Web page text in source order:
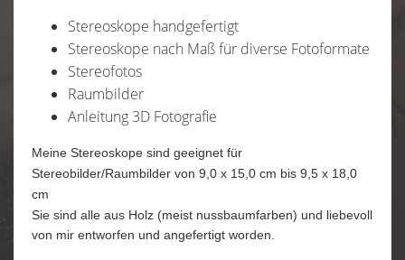
Stereoskope handgefertigt
Stereoskope nach Maß für diverse Fotoformate
Stereofotos
Raumbilder
Anleitung 3D Fotografie
Meine Stereoskope sind geeignet für
Stereobilder/Raumbilder von 9,0 x 15,0 cm bis 9,5 x 18,0
cm
Sie sind alle aus Holz (meist nussbaumfarben) und liebevoll
von mir entworfen und angefertigt worden.